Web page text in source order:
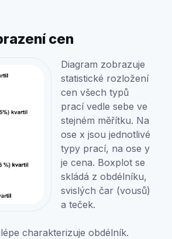
cen
Diagram zobrazuje
statistické rozložení
cen všech typů
prací vedle sebe ve
stejném měřítku. Na
ose x jsou jednotlivé
typy prací, na ose y
je cena. Boxplot se
skládá z obdélníku,
svislých čar (vousů)
a teček.
charakterizuje obdélník.